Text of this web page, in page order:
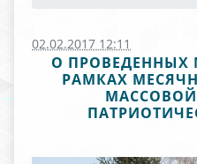
02.02.2017 12:11
О ПРОВЕДЕННЫХ
РАМКАХ